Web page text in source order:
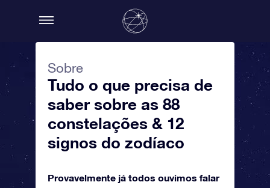
Sobre
Tudo o que precisa de
saber sobre as 88
constelações & 12
signos do zodíaco
Provavelmente já todos ouvimos falar